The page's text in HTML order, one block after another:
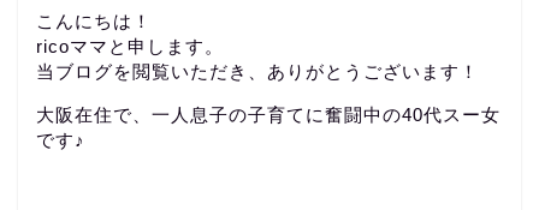
こんにちは！
ricoママと申します。
当ブログを閲覧いただき、ありがとうございます！
大阪在住で、一人息子の子育てに奮闘中の40代スー女
です♪